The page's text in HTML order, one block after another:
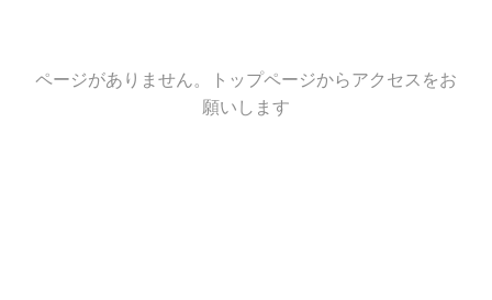
ページがありません。トップページからアクセスをお
願いします